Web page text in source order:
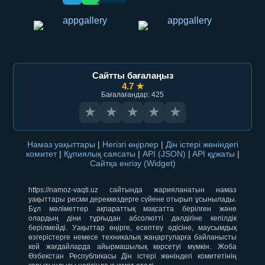
Сайтты бағалаңыз
4.7 ★
Бағалағандар: 425
★ ★ ★ ★ ★
Намаз уақыттары | Негізгі өңірлер | Дін істері жөніндегі
комитет | Құпиялық саясаты | API (JSON) | API құжаты |
Сайтқа енгізу (Widget)
https://namoz-vaqti.uz сайтында жарияланатын намаз
уақыттары ресми дереккөздерге сүйене отырып ұсынылады.
Бұл мәліметтер ақпараттық мақсатта берілген және
олардың діни тұрғыдан абсолютті дәлдігіне кепілдік
берілмейді. Уақыттар өңірге, есептеу әдісіне, маусымдық
өзгерістерге немесе техникалық жаңартуларға байланысты
кей жағдайларда айырмашылық көрсетуі мүмкін. Жоба
Өзбекстан Республикасы Дін істері жөніндегі комитетінің